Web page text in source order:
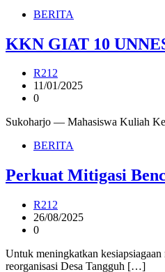
BERITA
KKN GIAT 10
R212
11/01/2025
0
Sukoharjo — Mahasiswa Kuliah
BERITA
Perkuat Mitigasi
R212
26/08/2025
0
Untuk meningkatkan
reorganisasi Desa Tangguh […]